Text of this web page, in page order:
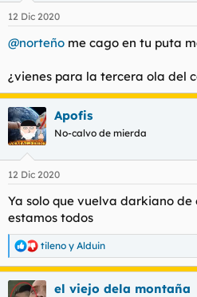
e
:
12 Dic 2020
@norteño me cago en tu puta
¿vienes para la tercera ola del
Apofis
No-calvo de mierda
12 Dic 2020
Ya solo que vuelva darkiano
estamos todos
R
e
a
c
tileno y Alduin
el viejo dela montaña